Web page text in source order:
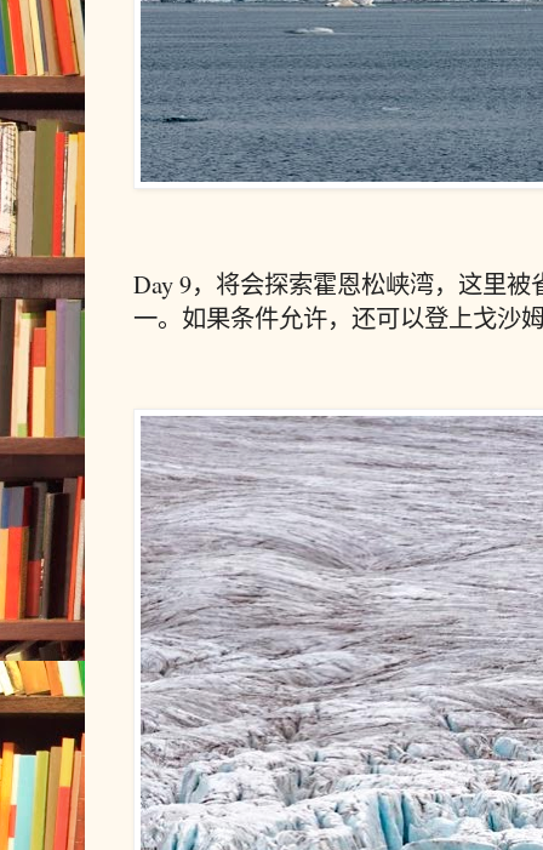
Day 9，将会探索霍恩松峡湾，这里
一。如果条件允许，还可以登上戈沙